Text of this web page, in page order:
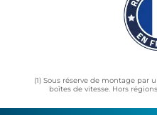
(1) Sous réserve de montage par
boîtes de vitesse. Hors